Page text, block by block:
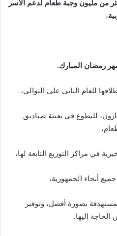
من مليون وجبة طعام لدعم الأُسر
،
رمضان المبارك.
للعام الثاني على التوالي،
للتطوع في تعبئة صناديق
في مراكز التوزيع التابعة لها،
أنحاء الجمهورية،
بصورة أفضل، وتوفير
إليها.